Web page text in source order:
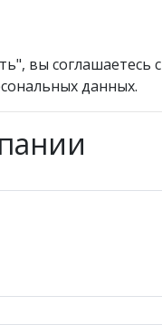
вы соглашаетесь с
данных.